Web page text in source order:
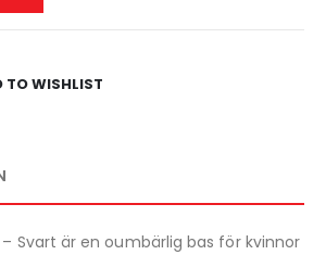
TO WISHLIST
– Svart är en oumbärlig bas för kvinnor